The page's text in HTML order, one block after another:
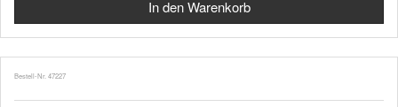
Bestell-Nr. 47227